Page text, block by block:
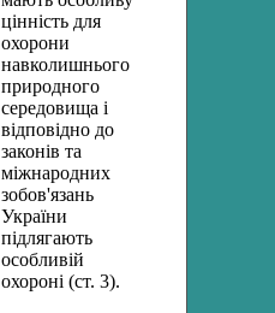
цінність для
охорони
навколишнього
природ­ного
середовища і
відповідно до
законів та
міжнародних
зо­бов'язань
України
підлягають
особливій
охороні (ст. 3).